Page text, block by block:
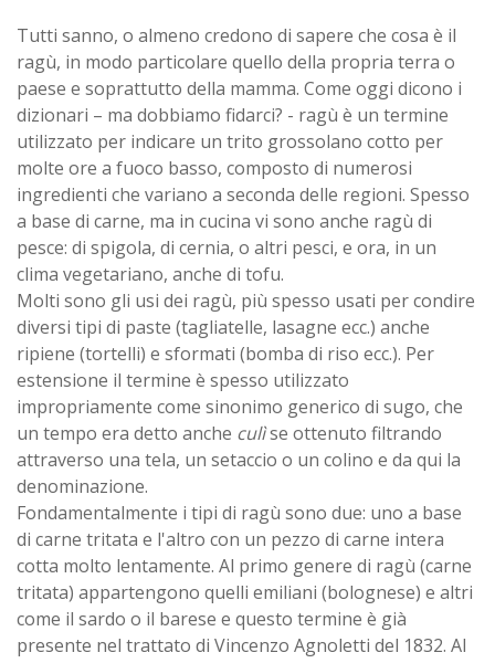
Tutti sanno, o almeno credono di sapere che cosa è il
ragù, in modo particolare quello della propria terra o
paese e soprattutto della mamma. Come oggi dicono i
dizionari – ma dobbiamo fidarci? - ragù è un termine
utilizzato per indicare un trito grossolano cotto per
molte ore a fuoco basso, composto di numerosi
ingredienti che variano a seconda delle regioni. Spesso
a base di carne, ma in cucina vi sono anche ragù di
pesce: di spigola, di cernia, o altri pesci, e ora, in un
clima vegetariano, anche di tofu.
Molti sono gli usi dei ragù, più spesso usati per condire
diversi tipi di paste (tagliatelle, lasagne ecc.) anche
ripiene (tortelli) e sformati (bomba di riso ecc.). Per
estensione il termine è spesso utilizzato
impropriamente come sinonimo generico di sugo, che
un tempo era detto anche culìse ottenuto filtrando
attraverso una tela, un setaccio o un colino e da qui la
denominazione.
Fondamentalmente i tipi di ragù sono due: uno a base
di carne tritata e l'altro con un pezzo di carne intera
cotta molto lentamente. Al primo genere di ragù (carne
tritata) appartengono quelli emiliani (bolognese) e altri
come il sardo o il barese e questo termine è già
presente nel trattato di Vincenzo Agnoletti del 1832. Al